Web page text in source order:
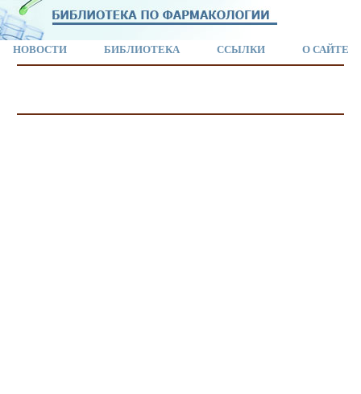
НОВОСТИ БИБЛИОТЕКА ССЫЛКИ О САЙТЕ